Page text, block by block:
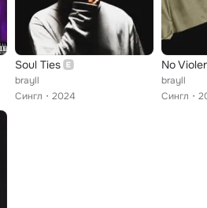
Soul Ties
brayll
Сингл
2024
No
brayll
Сингл